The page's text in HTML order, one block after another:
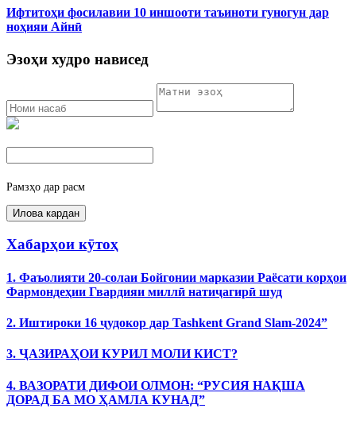
Ифтитоҳи фосилавии 10 иншооти таъиноти гуногун дар
ноҳияи Айнӣ
Эзоҳи худро нависед
Рамзҳо дар расм
Хабарҳои кӯтоҳ
1. Фаъолияти 20-солаи Бойгонии марказии Раёсати корҳои
Фармондеҳии Гвардияи миллӣ натиҷагирӣ шуд
2. Иштироки 16 ҷудокор дар Tashkent Grand Slam-2024”
3. ҶАЗИРАҲОИ КУРИЛ МОЛИ КИСТ?
4. ВАЗОРАТИ ДИФОИ ОЛМОН: “РУСИЯ НАҚША
ДОРАД БА МО ҲАМЛА КУНАД”